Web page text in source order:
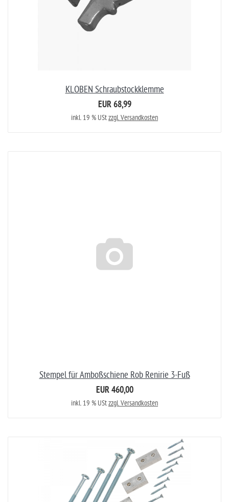
KLOBEN Schraubstockklemme
EUR 68,99
inkl. 19 % UStzzgl. Versandkosten
Stempel für Amboßschiene Rob Renirie 3-Fuß
EUR 460,00
inkl. 19 % UStzzgl. Versandkosten